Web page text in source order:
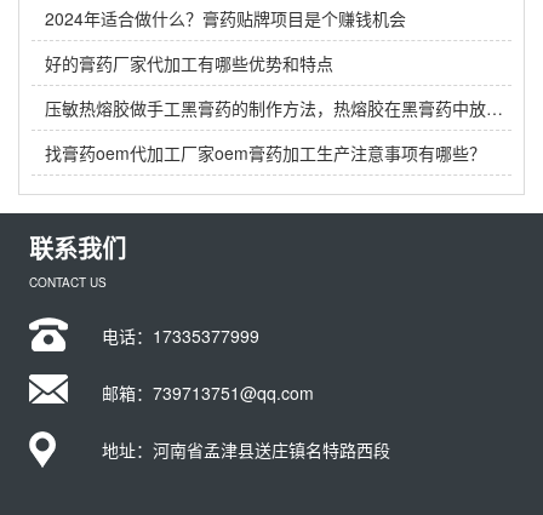
2024年适合做什么？膏药贴牌项目是个赚钱机会
好的膏药厂家代加工有哪些优势和特点
压敏热熔胶做手工黑膏药的制作方法，热熔胶在黑膏药中放多少？
找膏药oem代加工厂家oem膏药加工生产注意事项有哪些？
联系我们
CONTACT US
电话： 17335377999
邮箱：739713751@qq.com
地址：河南省孟津县送庄镇名特路西段